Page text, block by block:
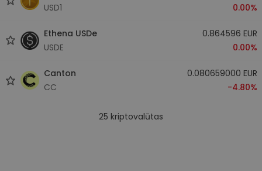
USD1
0.00%
Ethena USDe
USDE
0.864596 EUR
0.00%
Canton
CC
0.080659000 EUR
-4.80%
25 kriptovalūtas